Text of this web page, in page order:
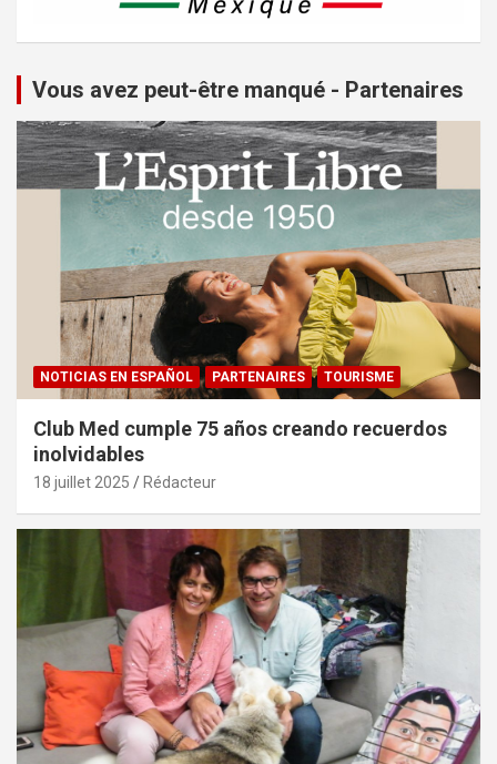
Vous avez peut-être manqué - Partenaires
NOTICIAS EN ESPAÑOL PARTENAIRES TOURISME
Club Med cumple 75 años creando recuerdos
inolvidables
18 juillet 2025 Rédacteur